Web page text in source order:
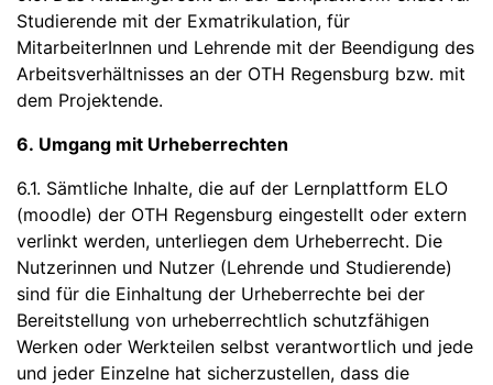
Studierende mit der Exmatrikulation, für
MitarbeiterInnen und Lehrende mit der Beendigung des
Arbeitsverhältnisses an der OTH Regensburg bzw. mit
dem Projektende.
6. Umgang mit Urheberrechten
6.1. Sämtliche Inhalte, die auf der Lernplattform ELO
(moodle) der OTH Regensburg eingestellt oder extern
verlinkt werden, unterliegen dem Urheberrecht. Die
Nutzerinnen und Nutzer (Lehrende und Studierende)
sind für die Einhaltung der Urheberrechte bei der
Bereitstellung von urheberrechtlich schutzfähigen
Werken oder Werkteilen selbst verantwortlich und jede
und jeder Einzelne hat sicherzustellen, dass die